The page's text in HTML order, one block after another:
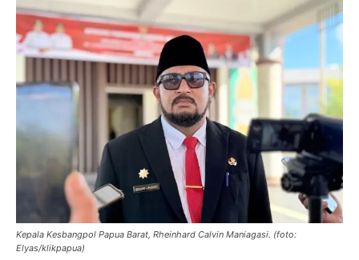
Kepala Kesbangpol Papua Barat, Rheinhard Calvin Maniagasi. (foto:
Elyas/klikpapua)